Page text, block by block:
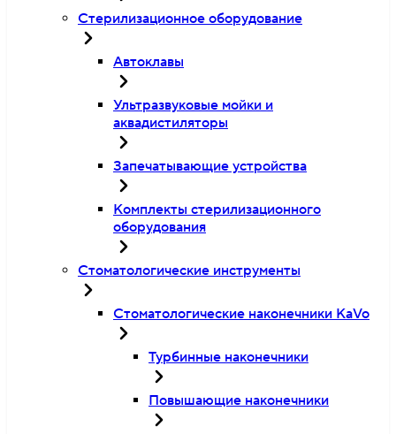
Стерилизационное оборудование
Автоклавы
Ультразвуковые мойки и
аквадистиляторы
Запечатывающие устройства
Комплекты стерилизационного
оборудования
Стоматологические инструменты
Стоматологические наконечники KaVo
Турбинные наконечники
Повышающие наконечники